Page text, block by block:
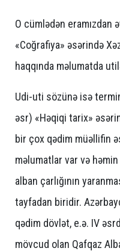
O cümlədən eramızdan
«Coğrafiya» əsərində
haqqında məlumatda
Udi-uti sözünə isə
əsr) «Həqiqi tarix»
bir çox qədim müəllifin
məlumatlar var və
alban çarlığının
tayfadan biridir.
qədim dövlət, e.ə. IV
mövcud olan Qafqaz